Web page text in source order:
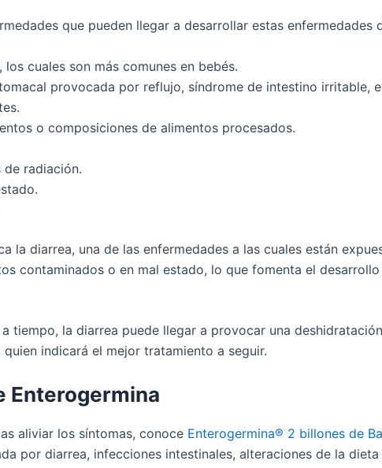
que pueden llegar a desarrollar estas
cuales son más comunes en bebés.
provocada por reflujo, síndrome de intestino irritable,
o composiciones de alimentos procesados.
radiación.
la diarrea, una de las enfermedades a las cuales están
contaminados o en mal estado, lo que fomenta el
tiempo, la diarrea puede llegar a provocar una
indicará el mejor tratamiento a seguir.
Enterogermina
aliviar los síntomas, conoce Enterogermina® 2 billones de
por diarrea, infecciones intestinales, alteraciones de la